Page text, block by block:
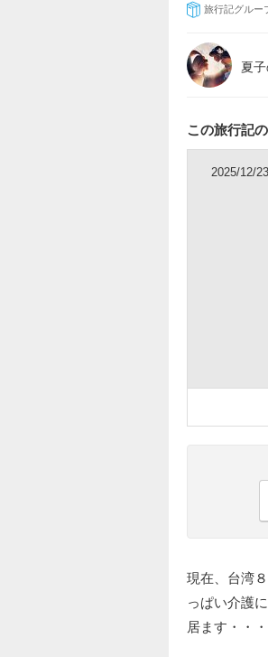
旅行記グルー
夏
この旅行記
2025/12/23
現在、台湾
っぱい介護
居ます・・・